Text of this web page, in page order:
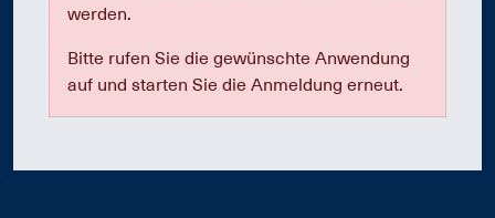
werden.
Bitte rufen Sie die gewünschte Anwendung
auf und starten Sie die Anmeldung erneut.